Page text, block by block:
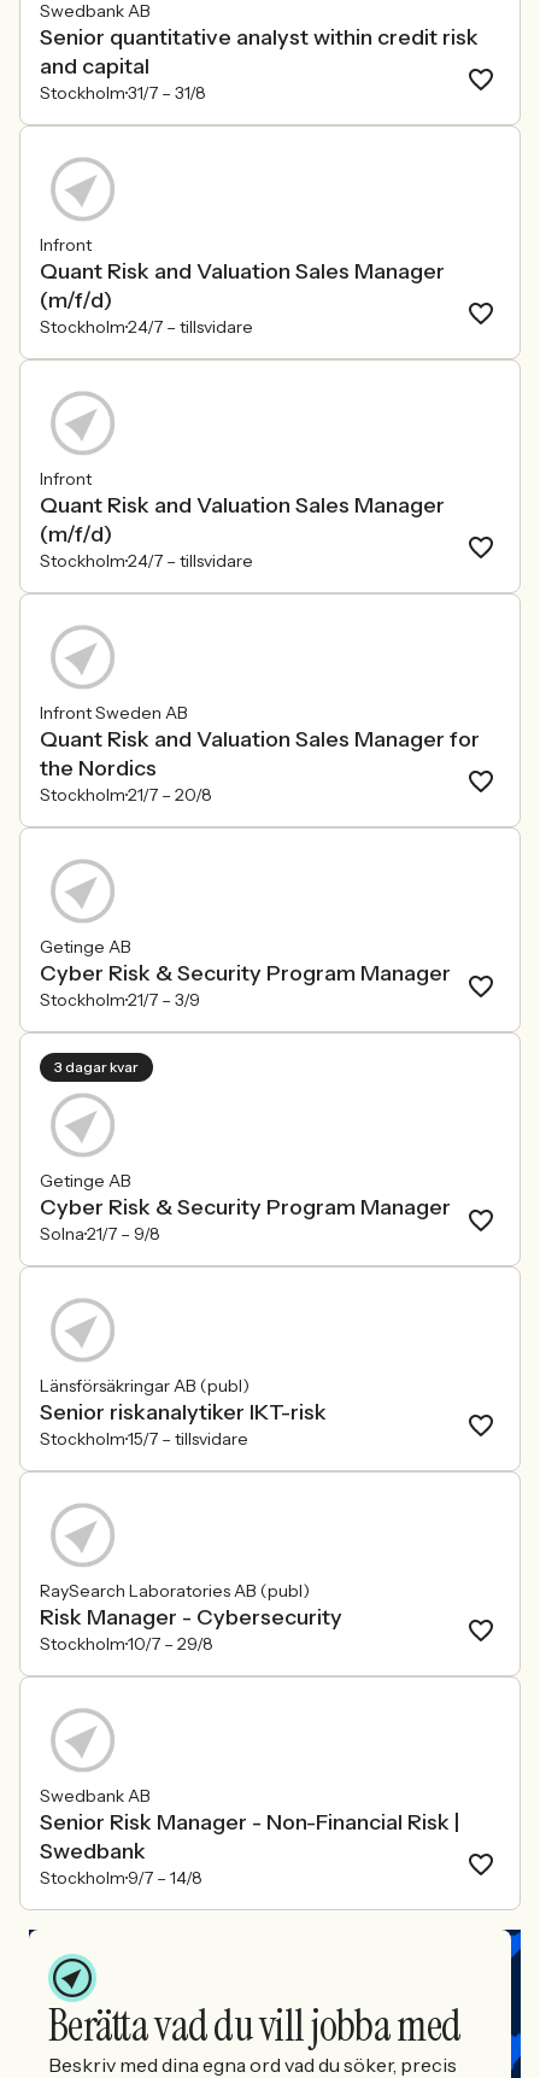
Swedbank AB
Senior quantitative analyst within credit risk
and capital
Stockholm31/7 – 31/8
Infront
Quant Risk and Valuation Sales Manager
(m/f/d)
Stockholm24/7 – tillsvidare
Infront
Quant Risk and Valuation Sales Manager
(m/f/d)
Stockholm24/7 – tillsvidare
Infront Sweden AB
Quant Risk and Valuation Sales Manager for
the Nordics
Stockholm21/7 – 20/8
Getinge AB
Cyber Risk & Security Program Manager
Stockholm21/7 – 3/9
3 dagar kvar
Getinge AB
Cyber Risk & Security Program Manager
Solna21/7 – 9/8
Länsförsäkringar AB (publ)
Senior riskanalytiker IKT-risk
Stockholm15/7 – tillsvidare
RaySearch Laboratories AB (publ)
Risk Manager - Cybersecurity
Stockholm10/7 – 29/8
Swedbank AB
Senior Risk Manager - Non-Financial Risk |
Swedbank
Stockholm 9/7 – 14/8
Berätta vad du vill jobba med
Beskriv med dina egna ord vad du söker, precis